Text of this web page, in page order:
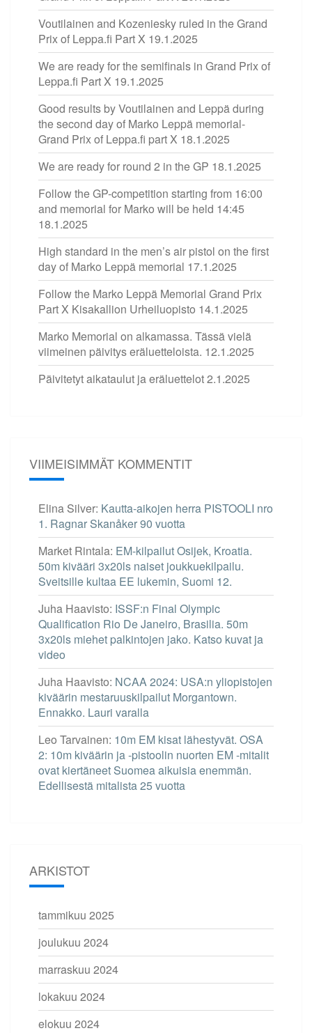
Voutilainen and Kozeniesky ruled in the Grand
Prix of Leppa.fi Part X 19.1.2025
We are ready for the semifinals in Grand Prix of
Leppa.fi Part X 19.1.2025
Good results by Voutilainen and Leppä during
the second day of Marko Leppä memorial-
Grand Prix of Leppa.fi part X 18.1.2025
We are ready for round 2 in the GP 18.1.2025
Follow the GP-competition starting from 16:00
and memorial for Marko will be held 14:45
18.1.2025
High standard in the men’s air pistol on the first
day of Marko Leppä memorial 17.1.2025
Follow the Marko Leppä Memorial Grand Prix
Part X Kisakallion Urheiluopisto 14.1.2025
Marko Memorial on alkamassa. Tässä vielä
viimeinen päivitys eräluetteloista. 12.1.2025
Päivitetyt aikataulut ja eräluettelot2.1.2025
VIIMEISIMMÄT KOMMENTIT
Elina Silver: Kautta-aikojen herra PISTOOLI nro
1. Ragnar Skanåker 90 vuotta
Market Rintala: EM-kilpailut Osijek, Kroatia.
50m kivääri 3x20ls naiset joukkuekilpailu.
Sveitsille kultaa EE lukemin, Suomi 12.
Juha Haavisto: ISSF:n Final Olympic
Qualification Rio De Janeiro, Brasilia. 50m
3x20ls miehet palkintojen jako. Katso kuvat ja
video
Juha Haavisto: NCAA 2024: USA:n yliopistojen
kiväärin mestaruuskilpailut Morgantown.
Ennakko. Lauri varalla
Leo Tarvainen: 10m EM kisat lähestyvät. OSA
2: 10m kiväärin ja -pistoolin nuorten EM -mitalit
ovat kiertäneet Suomea aikuisia enemmän.
Edellisestä mitalista 25 vuotta
ARKISTOT
tammikuu 2025
joulukuu 2024
marraskuu 2024
lokakuu 2024
elokuu 2024